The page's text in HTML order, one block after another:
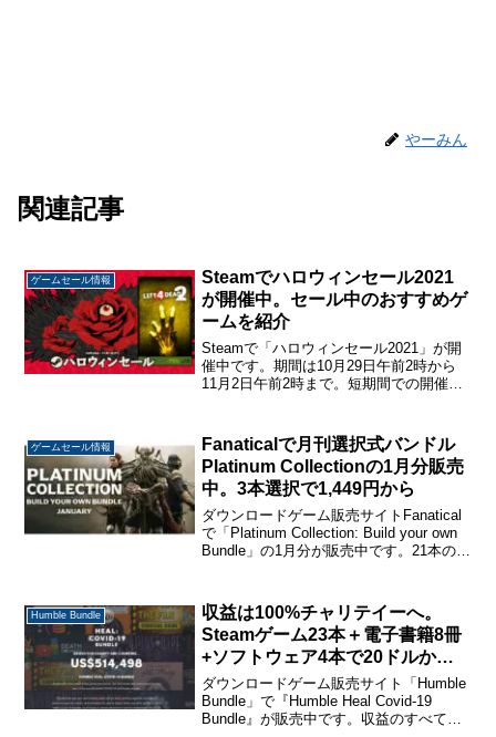
やーみん
関連記事
ゲームセール情報
Steamでハロウィンセール2021
が開催中。セール中のおすすめゲ
ームを紹介
Steamで「ハロウィンセール2021」が開
催中です。期間は10月29日午前2時から
11月2日午前2時まで。短期間での開催で
規模はかなり大きいです。いつもセール
のたび...
ゲームセール情報
Fanaticalで月刊選択式バンドル
Platinum Collectionの1月分販売
中。3本選択で1,449円から
ダウンロードゲーム販売サイトFanatical
で「Platinum Collection: Build your own
Bundle」の1月分が販売中です。21本のゲ
Humble Bundle
収益は100%チャリテイーへ。
Steamゲーム23本＋電子書籍8冊
+ソフトウェア4本で20ドルから
の『Humble Heal Covid-19
Bundle』が販売中
ダウンロードゲーム販売サイト「Humble
Bundle」で『Humble Heal Covid-19
Bundle』が販売中です。収益のすべてが